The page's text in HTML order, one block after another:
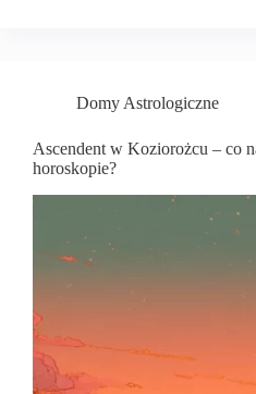
Domy Astrologiczne
Ascendent w Koziorożcu – co
horoskopie?